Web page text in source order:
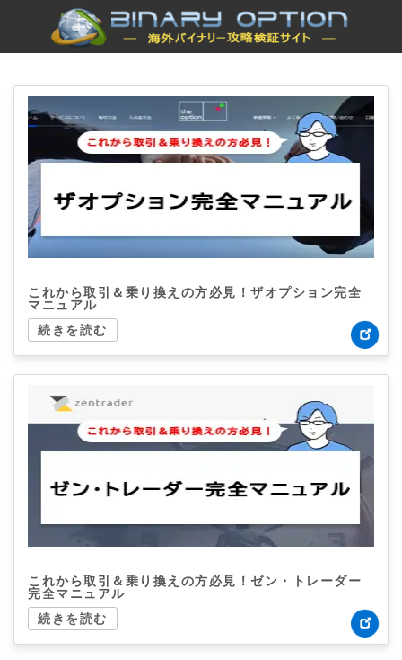
これから取引＆乗り換えの方必見！ザオプション完全
マニュアル
続きを読む
これから取引＆乗り換えの方必見！ゼン・トレーダー
完全マニュアル
続きを読む